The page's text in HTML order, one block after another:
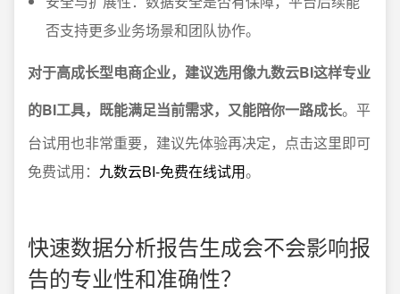
否支持更多业务场景和团队协作。
对于高成长型电商企业，建议选用像九数云BI这样专业
的BI工具，既能满足当前需求，又能陪你一路成长。平
台试用也非常重要，建议先体验再决定，点击这里即可
免费试用： 九数云BI-免费在线试用。
快速数据分析报告生成会不会影响报
告的专业性和准确性？